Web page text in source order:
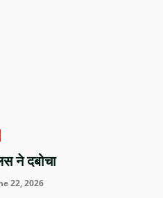
ने दबोचा
22, 2026